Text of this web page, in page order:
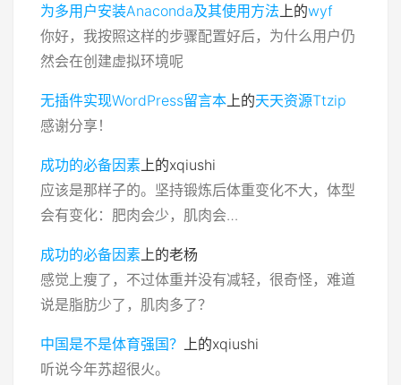
为多用户安装Anaconda及其使用方法上的wyf
你好，我按照这样的步骤配置好后，为什么用户仍
然会在创建虚拟环境呢
无插件实现WordPress留言本上的天天资源Ttzip
感谢分享！
成功的必备因素上的xqiushi
应该是那样子的。坚持锻炼后体重变化不大，体型
会有变化：肥肉会少，肌肉会…
成功的必备因素上的老杨
感觉上瘦了，不过体重并没有减轻，很奇怪，难道
说是脂肪少了，肌肉多了？
中国是不是体育强国？ 上的xqiushi
听说今年苏超很火。